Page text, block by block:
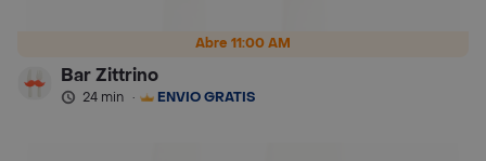
Abre 11:00 AM
Bar Zittrino
24 min · ENVÍO GRATIS